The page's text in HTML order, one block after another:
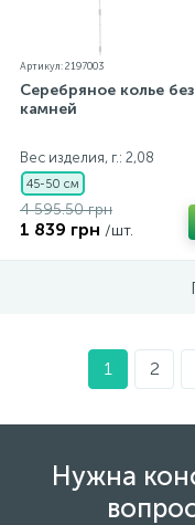
Артикул: 2197003
Серебряное колье без
камней
Вес изделия, г.: 2,08
45-50 см
4 595.50 грн
1 839 грн /шт.
1 2
Нужна